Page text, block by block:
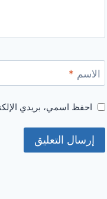
الاسم *
احفظ اسمي، بريدي